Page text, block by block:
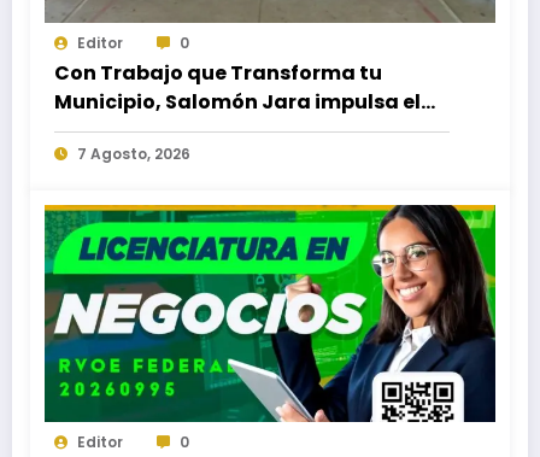
Editor 0
Con Trabajo que Transforma tu
Municipio, Salomón Jara impulsa el
desarrollo de Santiago Minas
7 Agosto, 2026
Editor 0